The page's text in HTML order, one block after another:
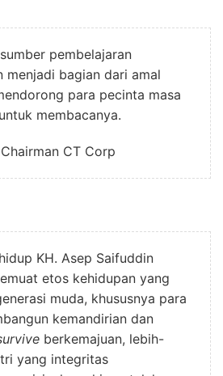
pembelajaran
menjadi bagian dari amal
para pecinta masa
membacanya.
CT Corp
KH. Asep Saifuddin
etos kehidupan yang
muda, khususnya para
kemandirian dan
berkemajuan, lebih-
yang integritas